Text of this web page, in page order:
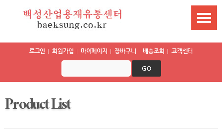
로그인 회원가입 마이페이지 장바구니 배송조회 고객센터
GO
Product List